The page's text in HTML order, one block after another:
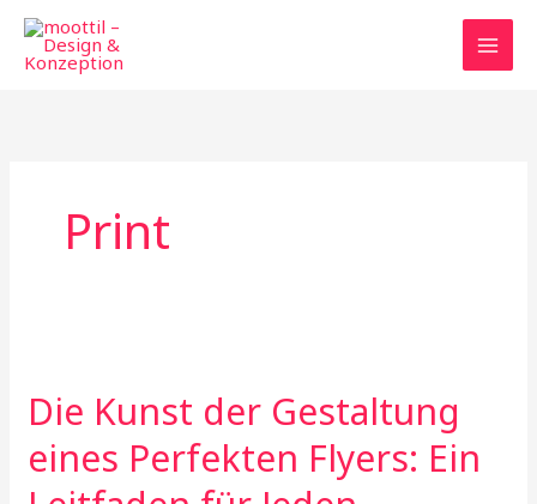
Zum
Inhalt
springen
Print
Die Kunst der Gestaltung
eines Perfekten Flyers: Ein
der
eines
Perfekten